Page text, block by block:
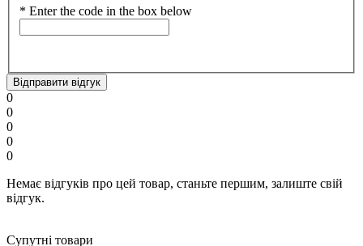
* Enter the code in the box below
Відправити відгук
0
0
0
0
0
Немає відгуків про цей товар, станьте першим, залиште свій
відгук.
Супутні товари